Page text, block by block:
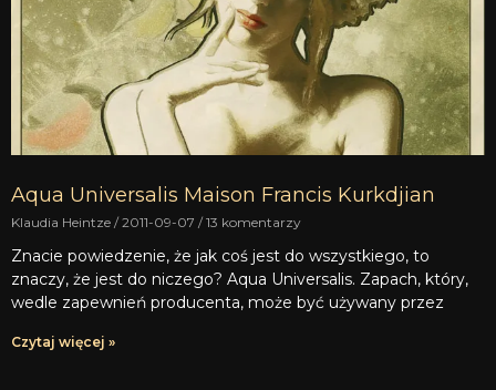
Aqua Universalis Maison Francis Kurkdjian
Klaudia Heintze 2011-09-07 13 komentarzy
Znacie powiedzenie, że jak coś jest do wszystkiego, to
znaczy, że jest do niczego? Aqua Universalis. Zapach, który,
wedle zapewnień producenta, może być używany przez
Czytaj więcej »